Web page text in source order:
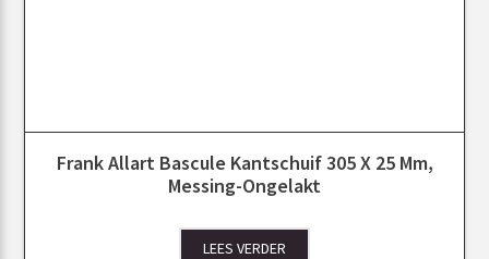
Frank Allart Bascule Kantschuif 305 X 25 Mm,
Messing-Ongelakt
LEES VERDER